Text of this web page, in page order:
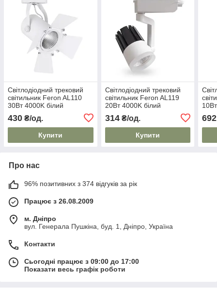
Світлодіодний трековий
світильник Feron AL110
30Вт 4000K білий
430 ₴/од.
Купити
Світлодіодний трековий
світильник Feron AL119
20Вт 4000K білий
314₴/од.
Купити
692
Про нас
96% позитивних з 374 відгуків за рік
Працює з 26.08.2009
м. Дніпро
вул. Генерала Пушкіна, буд. 1, Дніпро, Україна
Контакти
Сьогодні працює з 09:00 до 17:00
Показати весь графік роботи